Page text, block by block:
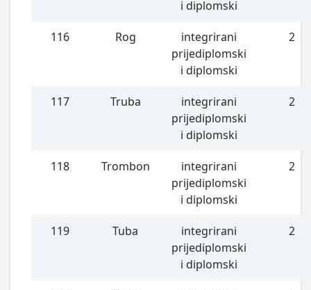
i diplomski
116 Rog
integrirani
prijediplomski
i diplomski
2
117 Truba
integrirani
prijediplomski
i diplomski
2
118 Trombon
integrirani
prijediplomski
i diplomski
2
119 Tuba
integrirani
prijediplomski
i diplomski
2